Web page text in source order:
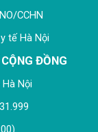
CCHN
tế Hà Nội
ĐỒNG
Nội